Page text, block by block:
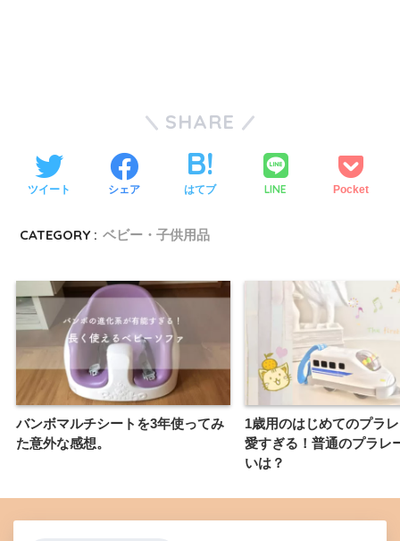
SHARE
ツイート シェア はてブ LINE Pocket
CATEGORY : ベビー・子供用品
バンボマルチシートを3年使ってみ
た意外な感想。
1歳用のはじめてのプラ
愛すぎる！普通のプラレ
いは？